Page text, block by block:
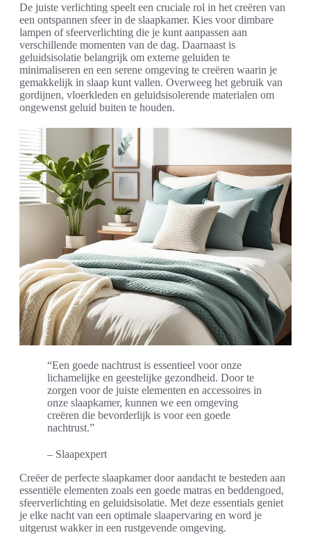
De juiste verlichting speelt een cruciale rol in het creëren van
een ontspannen sfeer in de slaapkamer. Kies voor dimbare
lampen of sfeerverlichting die je kunt aanpassen aan
verschillende momenten van de dag. Daarnaast is
geluidsisolatie belangrijk om externe geluiden te
minimaliseren en een serene omgeving te creëren waarin je
gemakkelijk in slaap kunt vallen. Overweeg het gebruik van
gordijnen, vloerkleden en geluidsisolerende materialen om
ongewenst geluid buiten te houden.
“Een goede nachtrust is essentieel voor onze
lichamelijke en geestelijke gezondheid. Door te
zorgen voor de juiste elementen en accessoires in
onze slaapkamer, kunnen we een omgeving
creëren die bevorderlijk is voor een goede
nachtrust.”
– Slaapexpert
Creëer de perfecte slaapkamer door aandacht te besteden aan
essentiële elementen zoals een goede matras en beddengoed,
sfeerverlichting en geluidsisolatie. Met deze essentials geniet
je elke nacht van een optimale slaapervaring en word je
uitgerust wakker in een rustgevende omgeving.